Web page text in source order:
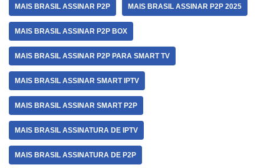
MAIS BRASIL ASSINAR P2P MAIS BRASIL ASSINAR P2P 2025
MAIS BRASIL ASSINAR P2P BOX
MAIS BRASIL ASSINAR P2P PARA SMART TV
MAIS BRASIL ASSINAR SMART IPTV
MAIS BRASIL ASSINAR SMART P2P
MAIS BRASIL ASSINATURA DE IPTV
MAIS BRASIL ASSINATURA DE P2P